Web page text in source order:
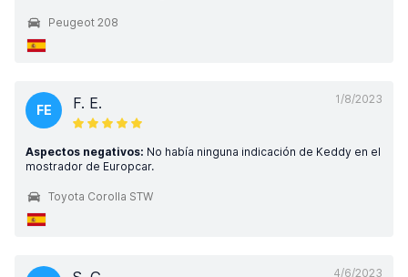
Peugeot 208
1/8/2023
FE F. E.
Aspectos negativos: No había ninguna indicación de Keddy en el
mostrador de Europcar.
Toyota Corolla STW
4/6/2023